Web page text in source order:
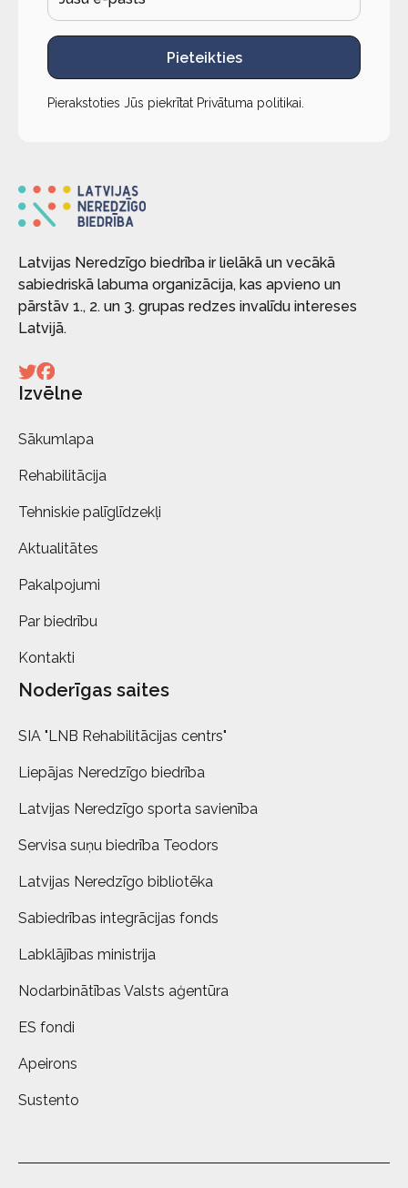
Pieteikties
Pierakstoties Jūs piekrītat Privātuma politikai
Latvijas Neredzīgo biedrība ir lielākā un vecākā
sabiedriskā labuma organizācija, kas apvieno un
pārstāv 1., 2. un 3. grupas redzes invalīdu intereses
Latvijā.
Izvēlne
Sākumlapa
Rehabilitācija
Tehniskie palīglīdzekļi
Aktualitātes
Pakalpojumi
Par biedrību
Kontakti
Noderīgas saites
SIA "LNB Rehabilitācijas centrs"
Liepājas Neredzīgo biedrība
Latvijas Neredzīgo sporta savienība
Servisa suņu biedrība Teodors
Latvijas Neredzīgo bibliotēka
Sabiedrības integrācijas fonds
Labklājības ministrija
Nodarbinātības Valsts aģentūra
ES fondi
Apeirons
Sustento